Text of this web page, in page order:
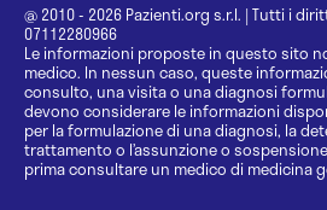
@ 2010 - 2026 Pazienti.org s.r.l. | Tutti i
07112280966
Le informazioni proposte in questo sito
medico. In nessun caso, queste
consulto, una visita o una diagnosi
devono considerare le informazioni
per la formulazione di una diagnosi, la
trattamento o l’assunzione o
prima consultare un medico di medicina